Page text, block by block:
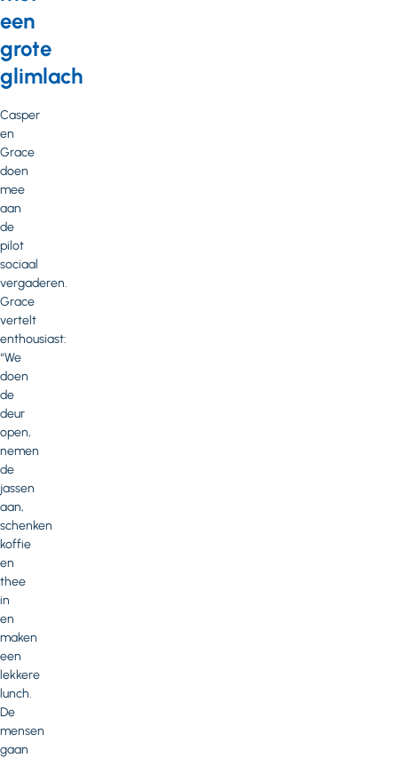
een
grote
glimlach
Casper
en
Grace
doen
mee
aan
de
pilot
sociaal
vergaderen.
Grace
vertelt
enthousiast:
“We
doen
de
deur
open,
nemen
de
jassen
aan,
schenken
koffie
en
thee
in
en
maken
een
lekkere
lunch.
De
mensen
gaan